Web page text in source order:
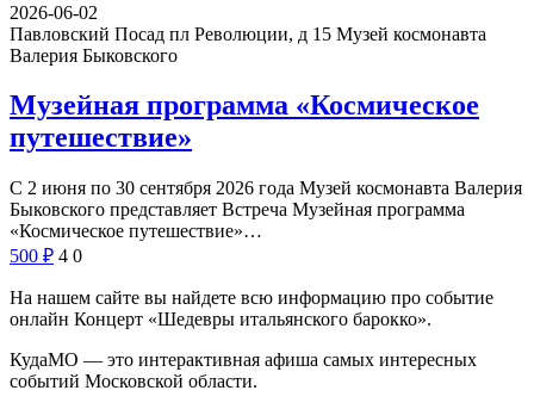
2026-06-02
Павловский Посад пл Революции, д 15 Музей космонавта
Валерия Быковского
Музейная программа «Космическое
путешествие»
С 2 июня по 30 сентября 2026 года Музей космонавта Валерия
Быковского представляет Встреча Музейная программа
«Космическое путешествие»…
500 ₽ 4 0
На нашем сайте вы найдете всю информацию про событие
онлайн Концерт «Шедевры итальянского барокко».
КудаМО — это интерактивная афиша самых интересных
событий Московской области.